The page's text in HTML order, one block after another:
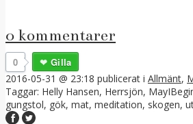
0 kommentarer
0
Gilla
2016-05-31 @ 23:18 publicerat i Allmänt,
Taggar: Helly Hansen, Herrsjön,
gungstol, gök, mat, meditation, skogen,